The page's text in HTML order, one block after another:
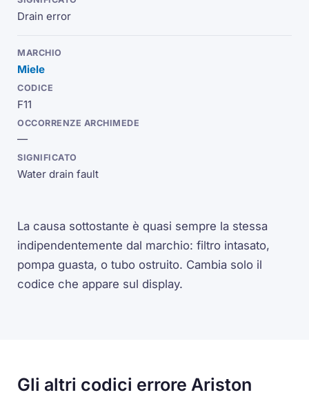
Drain error
Miele
F11
—
Water drain fault
La causa sottostante è quasi sempre la stessa
indipendentemente dal marchio: filtro intasato,
pompa guasta, o tubo ostruito. Cambia solo il
codice che appare sul display.
Gli altri codici errore Ariston